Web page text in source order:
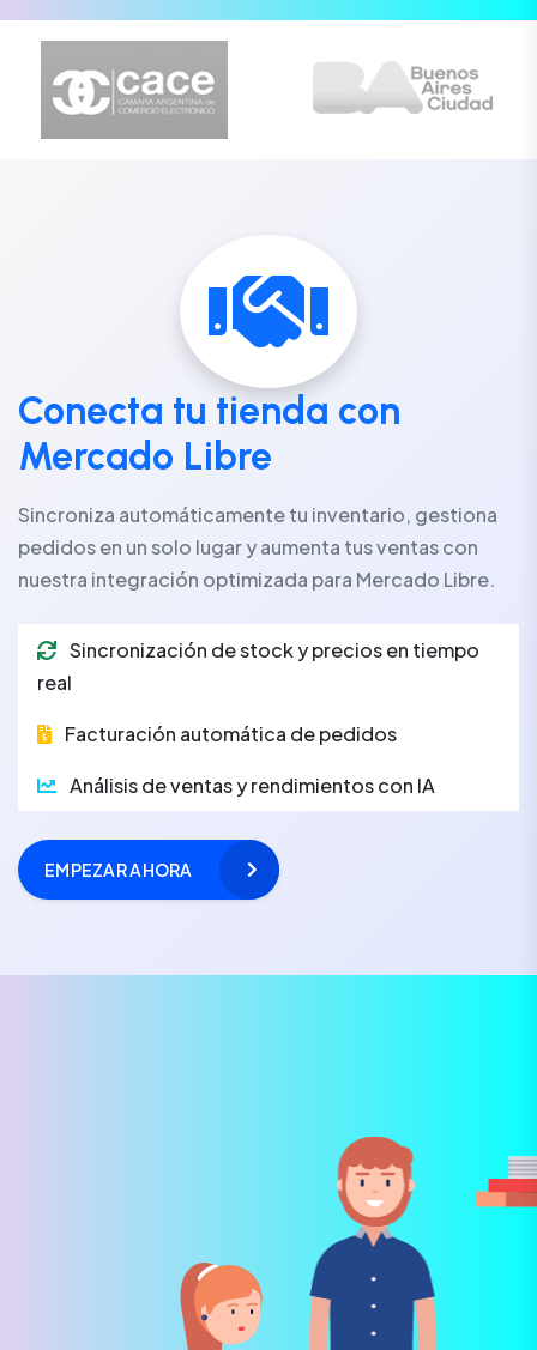
Conecta tu tienda con
Mercado Libre
Sincroniza automáticamente tu inventario, gestiona
pedidos en un solo lugar y aumenta tus ventas con
nuestra integración optimizada para Mercado Libre.
Sincronización de stock y precios en tiempo
real
Facturación automática de pedidos
Análisis de ventas y rendimientos con IA
EMPEZAR AHORA